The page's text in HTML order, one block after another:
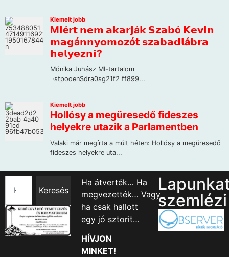
Keresés
Ha átverték… Ha
megvezették… Vagy
ha csak hallott
egy jó sztorit…
HÍVJON
MINKET!
szemlézi